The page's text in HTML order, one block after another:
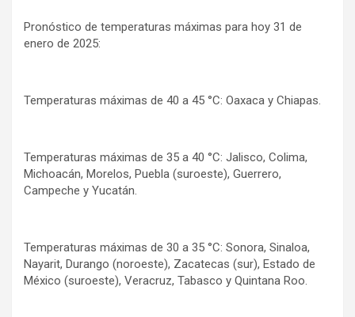
Pronóstico de temperaturas máximas para hoy 31 de
enero de 2025:
Temperaturas máximas de 40 a 45 °C: Oaxaca y Chiapas.
Temperaturas máximas de 35 a 40 °C: Jalisco, Colima,
Michoacán, Morelos, Puebla (suroeste), Guerrero,
Campeche y Yucatán.
Temperaturas máximas de 30 a 35 °C: Sonora, Sinaloa,
Nayarit, Durango (noroeste), Zacatecas (sur), Estado de
México (suroeste), Veracruz, Tabasco y Quintana Roo.